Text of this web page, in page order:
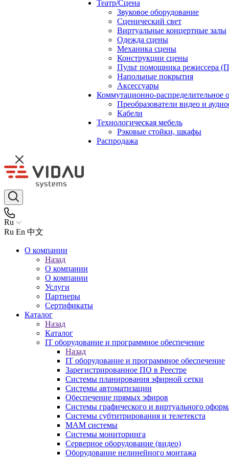
Театр/Сцена
Звуковое оборудование
Сценический свет
Виртуальные концертные залы
Одежда сцены
Механика сцены
Конструкции сцены
Пульт помощника режиссера
Напольные покрытия
Аксессуары
Коммутационно-распределительное
Преобразователи видео и
Кабели
Технологическая мебель
Рэковые стойки, шкафы
Распродажа
Ru
Ru En 中文
О компании
Назад
О компании
О компании
Услуги
Партнеры
Сертификаты
Каталог
Назад
Каталог
IT оборудование и программное обеспечение
Назад
IT оборудование и программное обеспечение
Зарегистрированное ПО в Реестре
Системы планирования эфирной сетки
Системы автоматизации
Обеспечение прямых эфиров
Системы графического и виртуального
Системы субтитрирования и телетекста
MAM системы
Системы мониторинга
Серверное оборудование (видео)
Оборудование нелинейного монтажа